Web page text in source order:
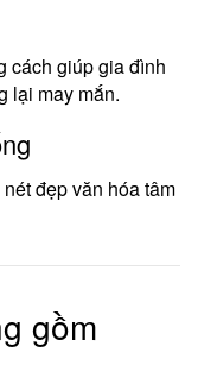
cách giúp gia đình
lại may mắn.
đẹp văn hóa tâm
gồm